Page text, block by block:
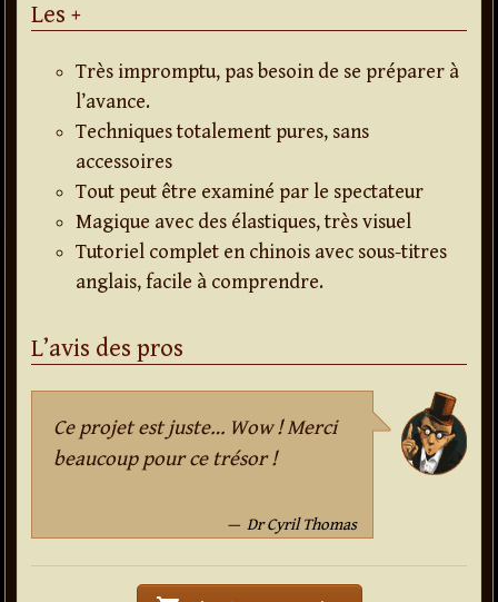
Les +
Très impromptu, pas besoin de se préparer à
l’avance.
Techniques totalement pures, sans
accessoires
Tout peut être examiné par le spectateur
Magique avec des élastiques, très visuel
Tutoriel complet en chinois avec sous-titres
anglais, facile à comprendre.
L’avis des pros
Ce projet est juste… Wow ! Merci
beaucoup pour ce trésor !
Dr Cyril Thomas